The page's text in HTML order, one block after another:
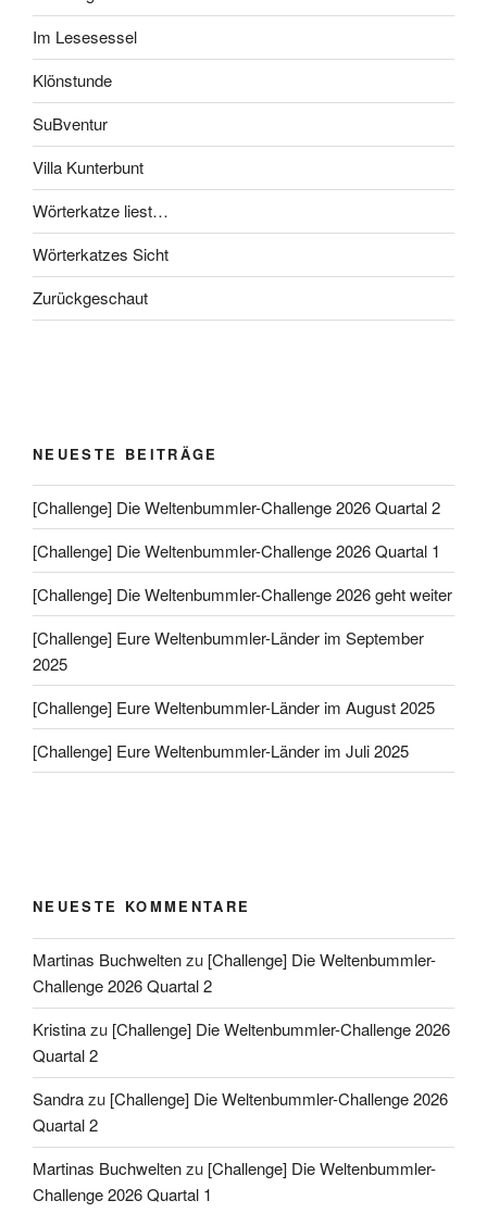
Im Lesesessel
Klönstunde
SuBventur
Villa Kunterbunt
Wörterkatze liest…
Wörterkatzes Sicht
Zurückgeschaut
NEUESTE BEITRÄGE
[Challenge] Die Weltenbummler-Challenge 2026 Quartal 2
[Challenge] Die Weltenbummler-Challenge 2026 Quartal 1
[Challenge] Die Weltenbummler-Challenge 2026 geht weiter
[Challenge] Eure Weltenbummler-Länder im September
2025
[Challenge] Eure Weltenbummler-Länder im August 2025
[Challenge] Eure Weltenbummler-Länder im Juli 2025
NEUESTE KOMMENTARE
Martinas Buchweltenzu [Challenge] Die Weltenbummler-
Challenge 2026 Quartal 2
Kristinazu [Challenge] Die Weltenbummler-Challenge 2026
Quartal 2
Sandrazu [Challenge] Die Weltenbummler-Challenge 2026
Quartal 2
Martinas Buchweltenzu [Challenge] Die Weltenbummler-
Challenge 2026 Quartal 1